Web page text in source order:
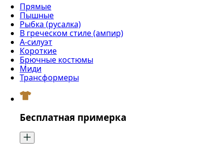
Прямые
Пышные
Рыбка (русалка)
В греческом стиле (ампир)
А-силуэт
Короткие
Брючные костюмы
Миди
Трансформеры
Бесплатная примерка